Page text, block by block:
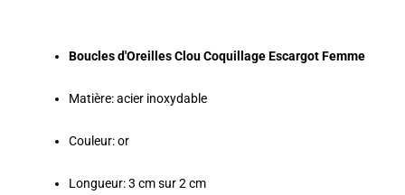
Boucles d'Oreilles Clou Coquillage Escargot Femme
Matière: acier inoxydable
Couleur: or
Longueur: 3 cm sur 2 cm